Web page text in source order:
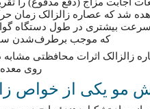
شد که عصاره زالزالک زمان
سرعت بیشتری در طول دستگاه
که موجب برطرف‌شدن
زالزالک اثرات محافظتی مشابه
روی